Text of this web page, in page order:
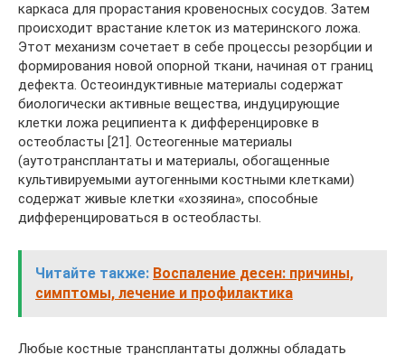
каркаса для прорастания кровеносных сосудов. Затем
происходит врастание клеток из материнского ложа.
Этот механизм сочетает в себе процессы резорбции и
формирования новой опорной ткани, начиная от границ
дефекта. Остеоиндуктивные материалы содержат
биологически активные вещества, индуцирующие
клетки ложа реципиента к дифференцировке в
остеобласты [21]. Остеогенные материалы
(аутотрансплантаты и материалы, обогащенные
культивируемыми аутогенными костными клетками)
содержат живые клетки «хозяина», способные
дифференцироваться в остеобласты.
Читайте также: Воспаление десен: причины,
симптомы, лечение и профилактика
Любые костные трансплантаты должны обладать